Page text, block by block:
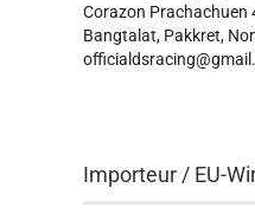
Corazon Prachachuen
Bangtalat, Pakkret,
Importeur / EU-